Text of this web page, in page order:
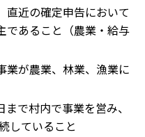
直近の確定申告において
であること（農業・給与
業が農業、林業、漁業に
で村内で事業を営み、
していること